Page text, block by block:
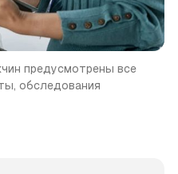
предусмотрены все
обследования